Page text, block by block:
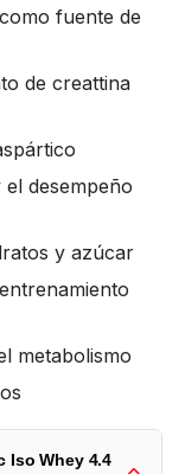
fuente de
de creattina
desempeño
y azúcar
metabolismo
Iso Whey 4.4